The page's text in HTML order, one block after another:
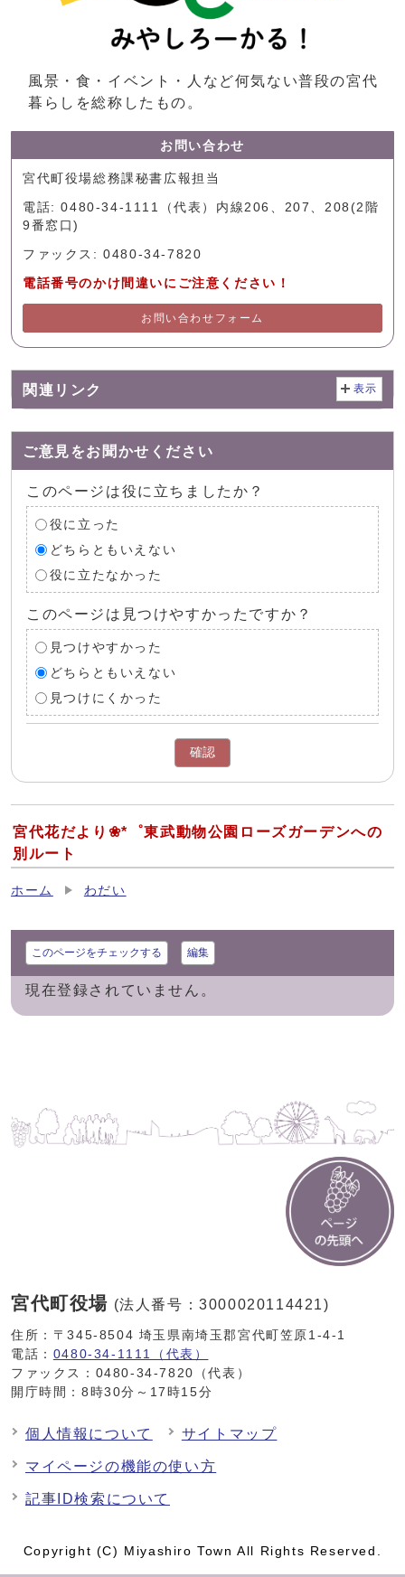
風景・食・イベント・人など何気ない普段の宮代
暮らしを総称したもの。
お問い合わせ
宮代町役場総務課秘書広報担当
電話: 0480-34-1111（代表）内線206、207、208(2階
9番窓口)
ファックス: 0480-34-7820
電話番号のかけ間違いにご注意ください！
お問い合わせフォーム
関連リンク 表示
ご意見をお聞かせください
このページは役に立ちましたか？
役に立った
どちらともいえない
役に立たなかった
このページは見つけやすかったですか？
見つけやすかった
どちらともいえない
見つけにくかった
確認
宮代花だより❀*゜東武動物公園ローズガーデンへの
別ルート
ホーム わだい
このページをチェックする 編集
現在登録されていません。
宮代町役場 (法人番号：3000020114421)
住所：〒345-8504 埼玉県南埼玉郡宮代町笠原1-4-1
電話： 0480-34-1111（代表）
ファックス：0480-34-7820（代表）
開庁時間：8時30分～17時15分
個人情報について サイトマップ
マイページの機能の使い方
記事ID検索について
Copyright (C) Miyashiro Town All Rights Reserved.